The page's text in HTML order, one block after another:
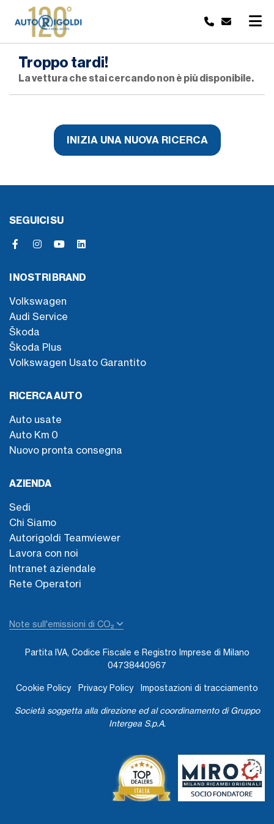
Troppo tardi!
La vettura che stai cercando non è più disponibile.
INIZIA UNA NUOVA RICERCA
SEGUICI SU
I NOSTRI BRAND
Volkswagen
Audi Service
Škoda
Škoda Plus
Volkswagen Usato Garantito
RICERCA AUTO
Auto usate
Auto Km 0
Nuovo pronta consegna
AZIENDA
Sedi
Chi Siamo
Autorigoldi Teamviewer
Lavora con noi
Intranet aziendale
Rete Operatori
Note sull'emissioni di CO₂
Partita IVA, Codice Fiscale e Registro Imprese di Milano
04738440967
Cookie Policy Privacy Policy Impostazioni di tracciamento
Società soggetta alla direzione ed al coordinamento di Gruppo
Intergea S.p.A.